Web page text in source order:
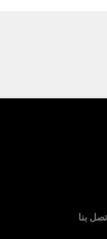
اتصل بنا